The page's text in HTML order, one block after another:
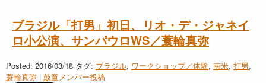
ブラジル「打男」初日、リオ・デ・ジャネイ
ロ小公演、サンパウロWS／蓑輪真弥
Posted: 2016/03/18 タグ: ブラジル, ワークショップ／体験, 南米, 打男,
蓑輪真弥 | 鼓童メンバー投稿